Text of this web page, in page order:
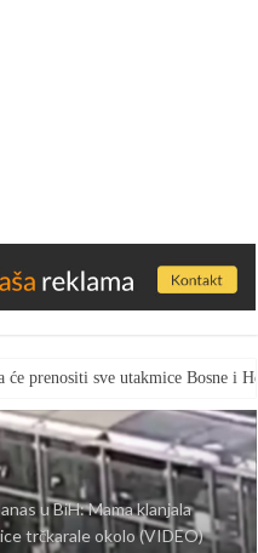
prenositi sve utakmice Bosne i
u BiH: Mama klanjala
trčkarale okolo (VIDEO)